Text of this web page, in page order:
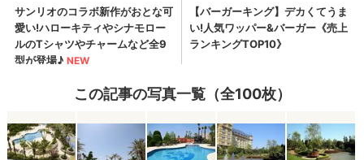
この記事の写真一覧（全100枚）